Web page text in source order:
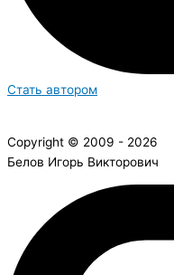
Стать автором
Copyright © 2009 - 2026
Белов Игорь Викторович